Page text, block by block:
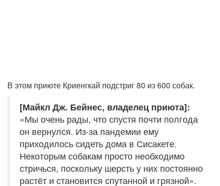
В этом приюте Криенгкай подстриг 80 из 600 собак.
[Майкл Дж. Бейнес, владелец приюта]:
«Мы очень рады, что спустя почти полгода
он вернулся. Из-за пандемии ему
приходилось сидеть дома в Сисакете.
Некоторым собакам просто необходимо
стричься, поскольку шерсть у них постоянно
растёт и становится спутанной и грязной».